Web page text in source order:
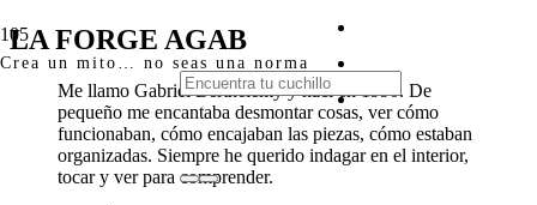
Crea un mito… no seas una norma
LA FORGE AGAB
Me llamo Gabriel Berthélémy y nací en 1990. De
pequeño me encantaba desmontar cosas, ver cómo
funcionaban, cómo encajaban las piezas, cómo estaban
organizadas. Siempre he querido indagar en el interior,
tocar y ver para comprender.